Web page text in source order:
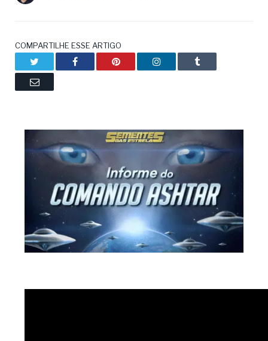
COMPARTILHE ESSE ARTIGO
Facebook Pinterest LinkedIn Tumblr
Email